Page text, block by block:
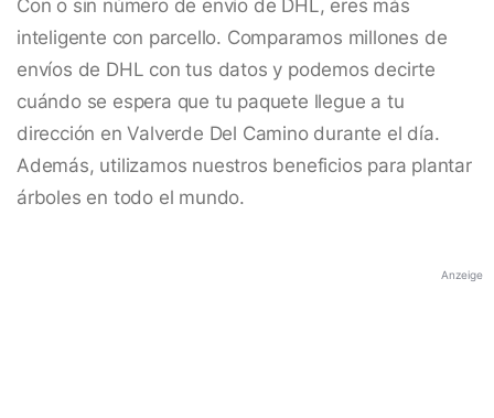
Con o sin número de envío de DHL, eres más
inteligente con parcello. Comparamos millones de
envíos de DHL con tus datos y podemos decirte
cuándo se espera que tu paquete llegue a tu
dirección en Valverde Del Camino durante el día.
Además, utilizamos nuestros beneficios para plantar
árboles en todo el mundo.
Anzeige